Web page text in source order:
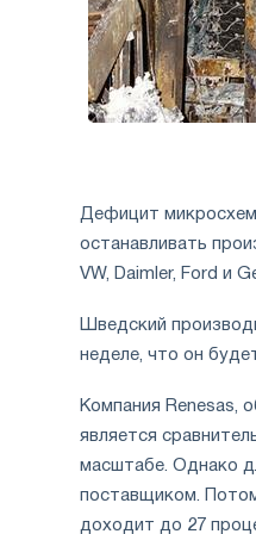
Дефицит микросхем
останавливать
VW, Daimler, Ford и
Шведский
неделе, что он
Компания Renesas,
является
масштабе. Однако
поставщиком.
доходит до 27